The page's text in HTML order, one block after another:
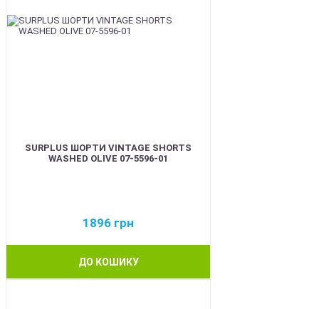
SURPLUS ШОРТИ VINTAGE SHORTS
WASHED OLIVE 07-5596-01
1896 грн
ДО КОШИКУ